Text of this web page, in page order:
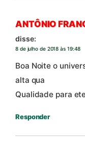
ANTÔNIO
disse:
8 de julho de 2018 às 19:48
Boa Noite o
alta qua
Qualidade para
Responder